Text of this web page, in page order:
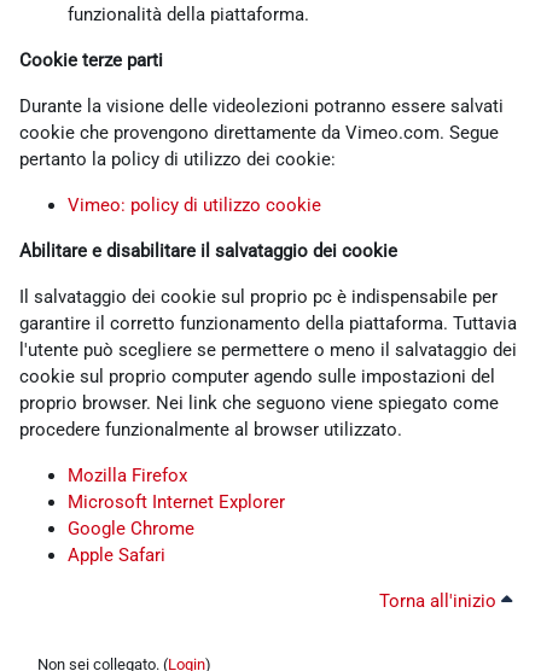
funzionalità della piattaforma.
Cookie terze parti
Durante la visione delle videolezioni potranno essere salvati
cookie che provengono direttamente da Vimeo.com. Segue
pertanto la policy di utilizzo dei cookie:
Vimeo: policy di utilizzo cookie
Abilitare e disabilitare il salvataggio dei cookie
Il salvataggio dei cookie sul proprio pc è indispensabile per
garantire il corretto funzionamento della piattaforma. Tuttavia
l'utente può scegliere se permettere o meno il salvataggio dei
cookie sul proprio computer agendo sulle impostazioni del
proprio browser. Nei link che seguono viene spiegato come
procedere funzionalmente al browser utilizzato.
Mozilla Firefox
Microsoft Internet Explorer
Google Chrome
Apple Safari
Torna all'inizio
Non sei collegato. (Login)